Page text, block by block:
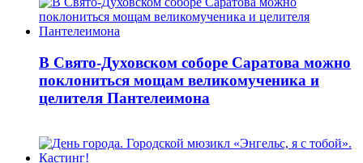
В Свято-Духовском соборе Саратова можно
поклониться мощам великомученика и
целителя Пантелеимона